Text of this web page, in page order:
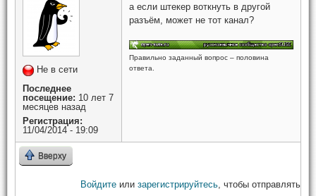
Не в сети
Последнее
посещение: 10 лет 7
месяцев назад
Регистрация:
11/04/2014 - 19:09
а если штекер воткнуть в другой
разъём, может не тот канал?
Правильно заданный вопрос – половина
ответа.
Вверху
Войдите или зарегистрируйтесь , чтобы отправлять